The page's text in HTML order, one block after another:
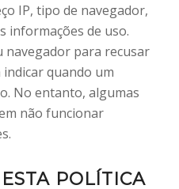
IP, tipo de navegador,
informações de uso.
navegador para recusar
quando um
No entanto, algumas
não funcionar
POLÍTICA